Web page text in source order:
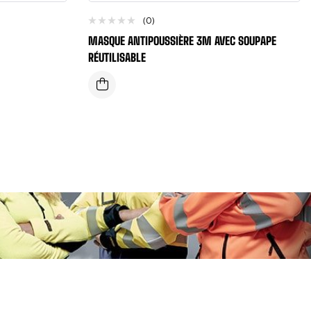
(0)
MASQUE ANTIPOUSSIÈRE 3M AVEC SOUPAPE
RÉUTILISABLE